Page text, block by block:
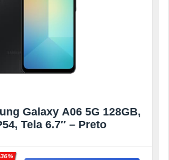
Galaxy A06 5G 128GB,
Tela 6.7″ – Preto